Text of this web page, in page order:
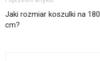
Jaki rozmiar koszulki na 180
cm?